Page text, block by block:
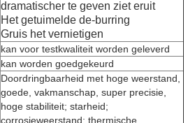
dramatischer te geven ziet eruit
Het getuimelde de-burring
Gruis het vernietigen
kan voor testkwaliteit worden geleverd
kan worden goedgekeurd
Doordringbaarheid met hoge weerstand,
goede, vakmanschap, super precisie,
hoge stabiliteit; starheid;
corrosieweerstand; thermische